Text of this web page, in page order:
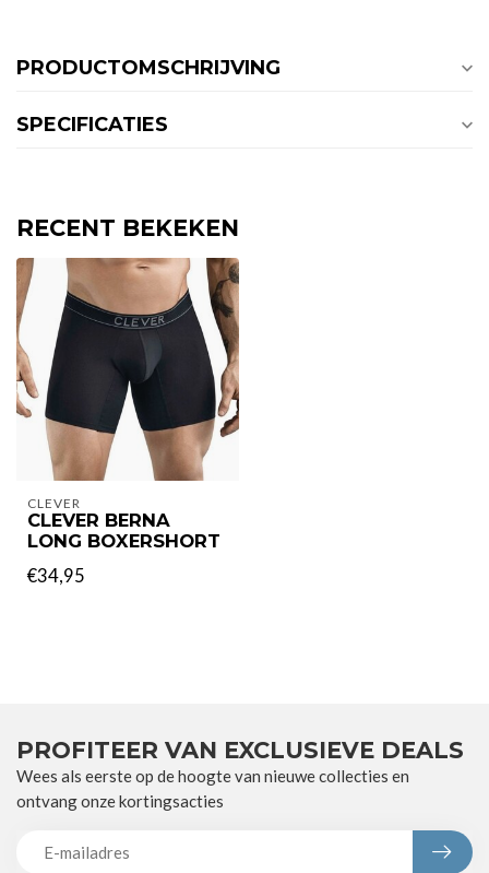
PRODUCTOMSCHRIJVING
SPECIFICATIES
RECENT BEKEKEN
CLEVER
CLEVER BERNA
LONG BOXERSHORT
€34,95
PROFITEER VAN EXCLUSIEVE DEALS
Wees als eerste op de hoogte van nieuwe collecties en
ontvang onze kortingsacties